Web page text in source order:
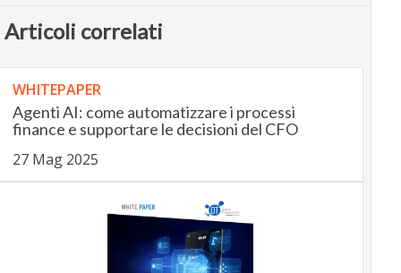
Articoli correlati
WHITEPAPER
Agenti AI: come automatizzare i processi
finance e supportare le decisioni del CFO
27 Mag 2025